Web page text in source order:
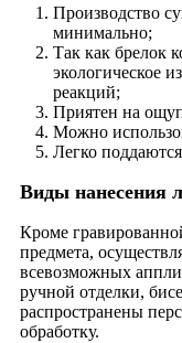
Производство
минимально;
Так как брелок
экологическое
реакций;
Приятен на
Можно
Легко
Виды нанесения
Кроме
предмета,
всевозможных
ручной отделки,
распространены
обработку.